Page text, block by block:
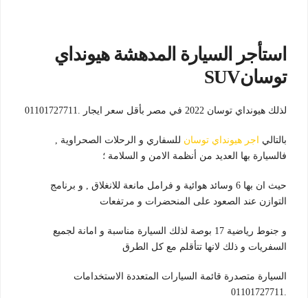
استأجر السيارة المدهشة هيونداي
توسانSUV
لذلك هيونداي توسان 2022 في مصر بأقل سعر ايجار .01101727711
بالتالي اجر هيونداي توسان للسفاري و الرحلات الصحراوية ,
فالسيارة بها العديد من أنظمة الامن و السلامة ؛
حيث ان بها 6 وسائد هوائية و فرامل مانعة للانغلاق , و برنامج
التوازن عند الصعود على المنحضرات و مرتفعات
و جنوط رياضية 17 بوصة لذلك السيارة مناسبة و امانة لجميع
السفريات و ذلك لانها تتأقلم مع كل الطرق
السيارة متصدرة قائمة السيارات المتعددة الاستخدامات